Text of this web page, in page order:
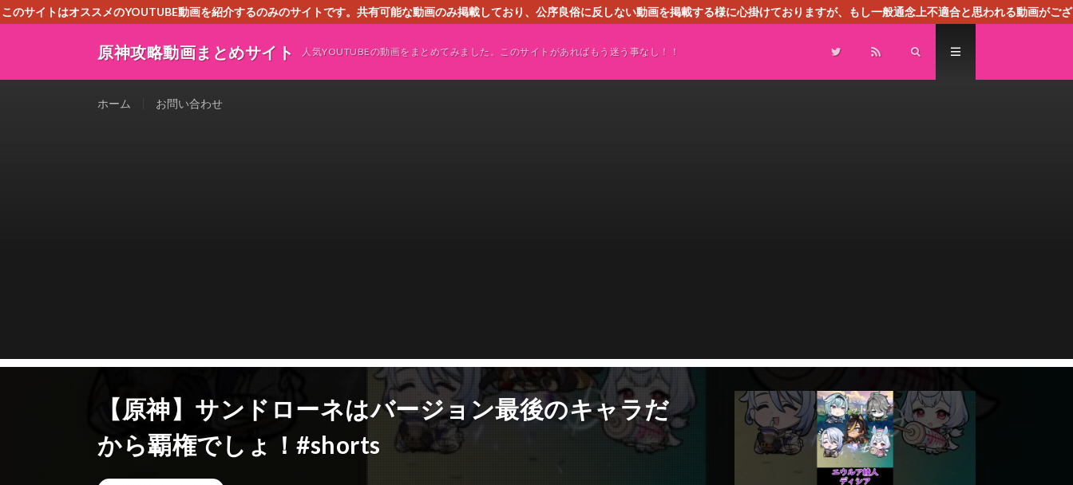
このサイトはオススメのYOUTUBE動画を紹介するのみのサイトです。共有可能な動画のみ掲載しており、公序良俗に反しない動画を掲載する様に心掛けておりますが、もし一般通念上不適合と思われる動画がござ
原神攻略動画まとめサイト 人気YOUTUBEの動画をまとめてみました。このサイトがあればもう迷う事なし！！
ホーム お問い合わせ
【原神】サンドローネはバージョン最後のキャラだ
から覇権でしょ！#shorts